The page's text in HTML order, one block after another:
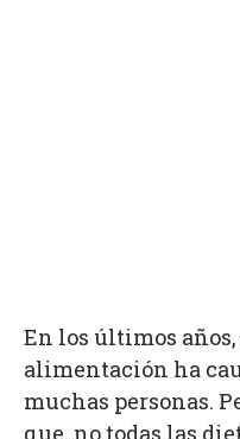
En los últimos años,
alimentación ha
muchas personas.
que, no todas las